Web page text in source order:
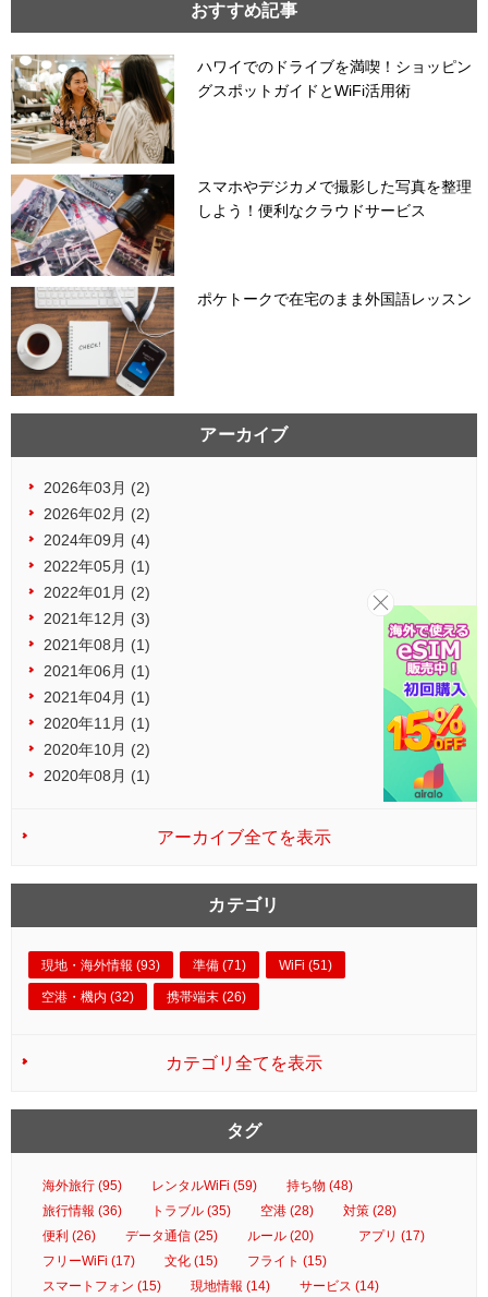
おすすめ記事
ハワイでのドライブを満喫！ショッピン
グスポットガイドとWiFi活用術
スマホやデジカメで撮影した写真を整理
しよう！便利なクラウドサービス
ポケトークで在宅のまま外国語レッスン
アーカイブ
2026年03月 (2)
2026年02月 (2)
2024年09月 (4)
2022年05月 (1)
2022年01月 (2)
2021年12月 (3)
2021年08月 (1)
2021年06月 (1)
2021年04月 (1)
2020年11月 (1)
2020年10月 (2)
2020年08月 (1)
アーカイブ全てを表示
カテゴリ
現地・海外情報 (93) 準備 (71) WiFi (51)
空港・機内 (32) 携帯端末 (26)
カテゴリ全てを表示
タグ
海外旅行 (95) レンタルWiFi (59)
持ち物 (48)
旅行情報 (36)
トラブル (35) 空港 (28)
対策 (28)
便利 (26)
データ通信 (25) ルール (20)
アプリ (17)
フリーWiFi (17)
文化 (15)
フライト (15)
スマートフォン (15)
現地情報 (14)
サービス (14)